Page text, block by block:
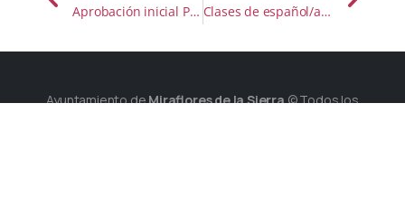
Aprobación inicial Presupuesto 2018 Clases de español/alfabetización
Ayuntamiento deMiraflores de la Sierra© Todos los